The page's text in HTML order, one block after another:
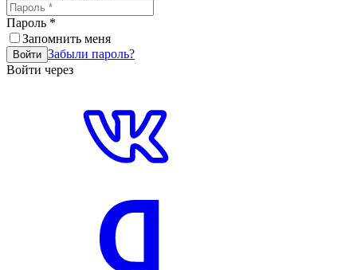
Пароль *
Запомнить меня
Войти Забыли пароль?
Войти через